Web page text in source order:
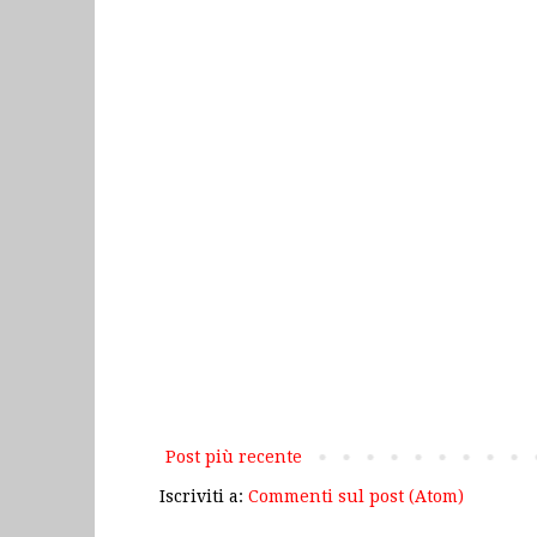
Post più recente
Iscriviti a: Commenti sul post (Atom)